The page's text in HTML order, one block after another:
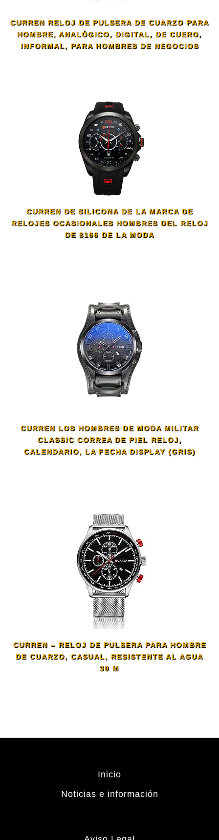
CURREN RELOJ DE PULSERA DE CUARZO PARA
HOMBRE, ANALÓGICO, DIGITAL, DE CUERO,
INFORMAL, PARA HOMBRES DE NEGOCIOS
CURREN DE SILICONA DE LA MARCA DE
RELOJES OCASIONALES HOMBRES DEL RELOJ
DE 8166 DE LA MODA
CURREN LOS HOMBRES DE MODA MILITAR
CLASSIC CORREA DE PIEL RELOJ,
CALENDARIO, LA FECHA DISPLAY (GRIS)
CURREN – RELOJ DE PULSERA PARA HOMBRE
DE CUARZO, CASUAL, RESISTENTE AL AGUA
30 M
Inicio
Noticias e información